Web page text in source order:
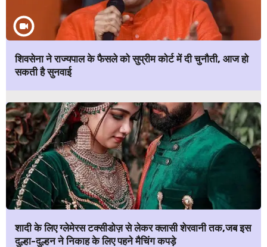
शिवसेना ने राज्यपाल के फैसले को सुप्रीम कोर्ट में दी चुनौती, आज हो
सकती है सुनवाई
शादी के लिए ग्लेमेरस टक्सीडोज़ से लेकर क्लासी शेरवानी तक,जब इस
दुल्हा-दुल्हन ने निकाह के लिए पहने मैचिंग कपड़े